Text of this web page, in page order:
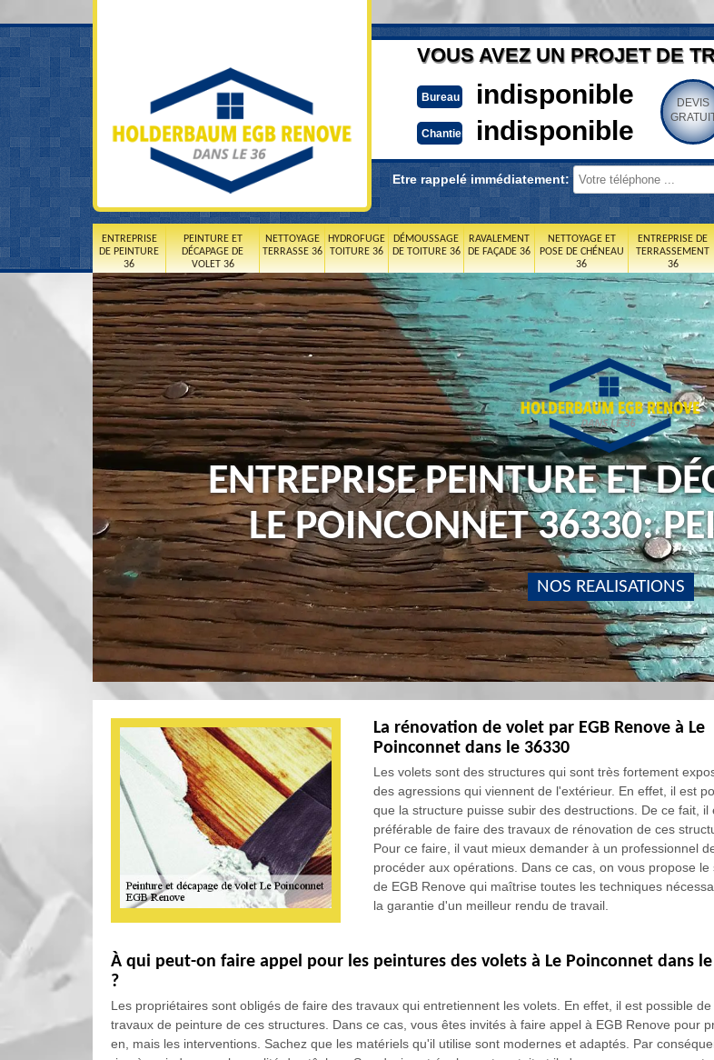
VOUS AVEZ UN PROJET DE
Bureau indisponible
Chantier indisponible
DEVIS
Etre rappelé immédiatement:
ENTREPRISE
DE PEINTURE
36
PEINTURE ET
DÉCAPAGE DE
VOLET 36
NETTOYAGE
TERRASSE 36
HYDROFUGE
TOITURE 36
DÉMOUSSAGE
DE TOITURE 36
RAVALEMENT
DE FAÇADE 36
NETTOYAGE ET
POSE DE CHÉNEAU
36
ENTREPRISE DE
TERRASSEMENT
36
ENTREPRISE PEINTURE ET
LE POINCONNET 36330:
NOS REALISATIONS
La rénovation de volet par EGB Renove à Le
Poinconnet dans le 36330
Les volets sont des structures qui sont très fortement
des agressions qui viennent de l'extérieur. En effet, il est
que la structure puisse subir des destructions. De ce fait, il
préférable de faire des travaux de rénovation de ces
Pour ce faire, il vaut mieux demander à un professionnel
procéder aux opérations. Dans ce cas, on vous propose le
de EGB Renove qui maîtrise toutes les techniques
la garantie d'un meilleur rendu de travail.
À qui peut-on faire appel pour les peintures des volets à Le Poinconnet dans le
?
Les propriétaires sont obligés de faire des travaux qui entretiennent les volets. En effet, il est possible
travaux de peinture de ces structures. Dans ce cas, vous êtes invités à faire appel à EGB Renove pour
en, mais les interventions. Sachez que les matériels qu'il utilise sont modernes et adaptés. Par